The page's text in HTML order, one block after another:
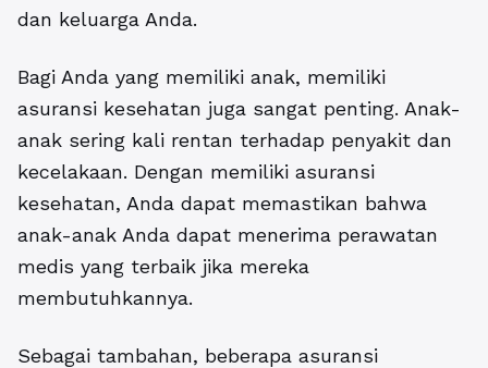
dan keluarga Anda.
Bagi Anda yang memiliki anak, memiliki
asuransi kesehatan juga sangat penting. Anak-
anak sering kali rentan terhadap penyakit dan
kecelakaan. Dengan memiliki asuransi
kesehatan, Anda dapat memastikan bahwa
anak-anak Anda dapat menerima perawatan
medis yang terbaik jika mereka
membutuhkannya.
Sebagai tambahan, beberapa asuransi